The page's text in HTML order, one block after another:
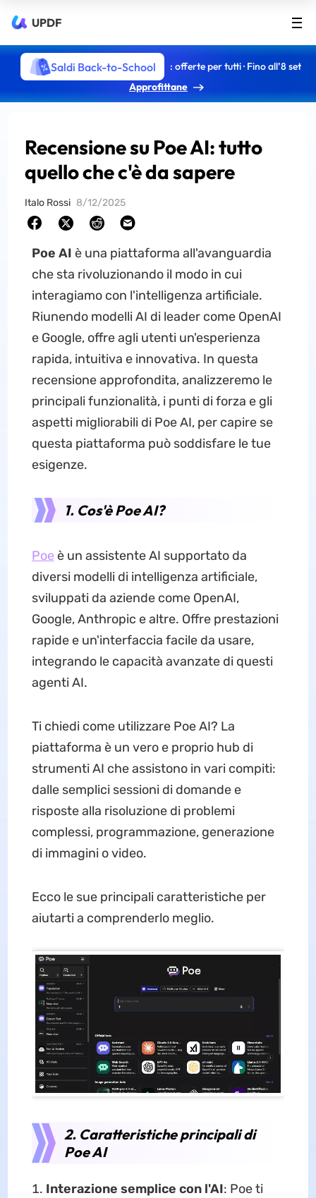
UPDF
Saldi Back-to-School
: offerte per tutti · Fino all’8 set
Approfittane
Recensione su Poe AI: tutto
quello che c'è da sapere
Italo Rossi 8/12/2025
Poe AI è una piattaforma all'avanguardia
che sta rivoluzionando il modo in cui
interagiamo con l'intelligenza artificiale.
Riunendo modelli AI di leader come OpenAI
e Google, offre agli utenti un'esperienza
rapida, intuitiva e innovativa. In questa
recensione approfondita, analizzeremo le
principali funzionalità, i punti di forza e gli
aspetti migliorabili di Poe AI, per capire se
questa piattaforma può soddisfare le tue
esigenze.
1. Cos'è Poe AI?
Poe è un assistente AI supportato da
diversi modelli di intelligenza artificiale,
sviluppati da aziende come OpenAI,
Google, Anthropic e altre. Offre prestazioni
rapide e un'interfaccia facile da usare,
integrando le capacità avanzate di questi
agenti AI.
Ti chiedi come utilizzare Poe AI? La
piattaforma è un vero e proprio hub di
strumenti AI che assistono in vari compiti:
dalle semplici sessioni di domande e
risposte alla risoluzione di problemi
complessi, programmazione, generazione
di immagini o video.
Ecco le sue principali caratteristiche per
aiutarti a comprenderlo meglio.
2. Caratteristiche principali di
Poe AI
Interazione semplice con l'AI: Poe ti